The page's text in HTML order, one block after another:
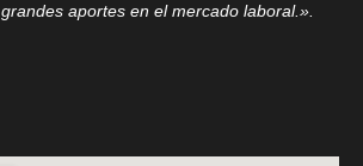
aportes en el mercado laboral.».